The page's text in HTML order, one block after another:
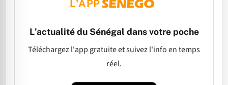
L'APP
L'actualité du Sénégal dans votre poche
Téléchargez l'app gratuite et suivez l'info en temps
réel.